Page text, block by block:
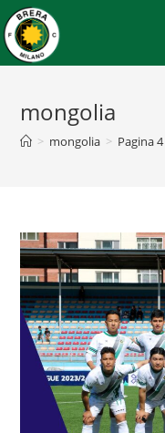
mongolia
> mongolia > Pagina 4